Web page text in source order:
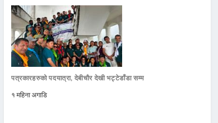
पत्रकारहरुको पदयात्रा, देबीचौर देखी भट्टेडाँडा सम्म
१ महिना अगाडि